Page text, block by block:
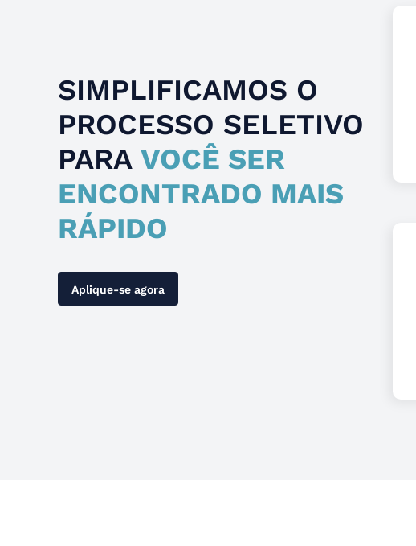
SIMPLIFICAMOS O
PROCESSO SELETIVO
PARA VOCÊ SER
ENCONTRADO MAIS
RÁPIDO
Aplique-se agora